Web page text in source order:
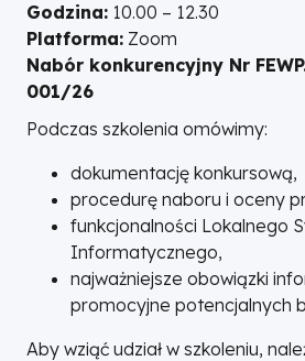
Godzina: 10.00 – 12.30
Platforma: Zoom
Nabór konkurencyjny Nr
001/26
Podczas szkolenia omówimy:
dokumentację konkursową,
procedurę naboru i oceny
funkcjonalności Lokalnego
Informatycznego,
najważniejsze obowiązki
promocyjne potencjalnych
Aby wziąć udział w szkoleniu,